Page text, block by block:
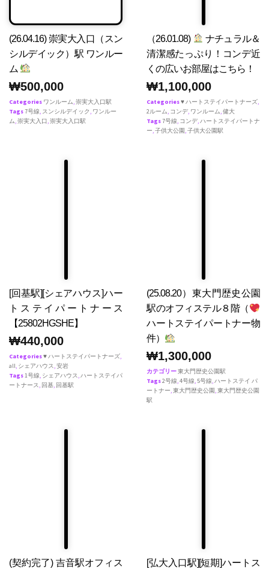
(26.04.16) 崇実大入口（スン
シルデイック）駅 ワンルー
ム
₩500,000
Categories ワンルーム,崇実大入口駅
Tags7号線, スンシルデイック , ワンルー
ム,崇実大入口,崇実大入口駅
（26.01.08)
ナチュラル＆
清潔感たっぷり！コンデ近
くの広いお部屋はこちら！
₩1,100,000
Categories♥ ハートステイパートナーズ,
2ルーム, コンデ, ワンルーム,健大
Tags7号線, コンデ,ハートステイパートナ
ー,子供大公園 ,子供大公園駅
[回基駅][シェアハウス]ハー
トステイパートナース
【25802HGSHE】
₩440,000
Categories♥ ハートステイパートナーズ,
all, シェアハウス,安岩
Tags1号線, シェアハウス,ハートステイパ
ートナース, 回基, 回基駅
(25.08.20）東大門歴史公園
駅のオフィステル８階（
ハートステイパートナー物
件）
₩1,300,000
カテゴリー東大門歴史公園駅
Tags2号線,4号線, 5号線,ハートステイ パ
ートナー,東大門歴史公園 ,東大門歴史公園
駅
(契約完了) 吉音駅オフィス
[弘大入口駅][短期]ハートス